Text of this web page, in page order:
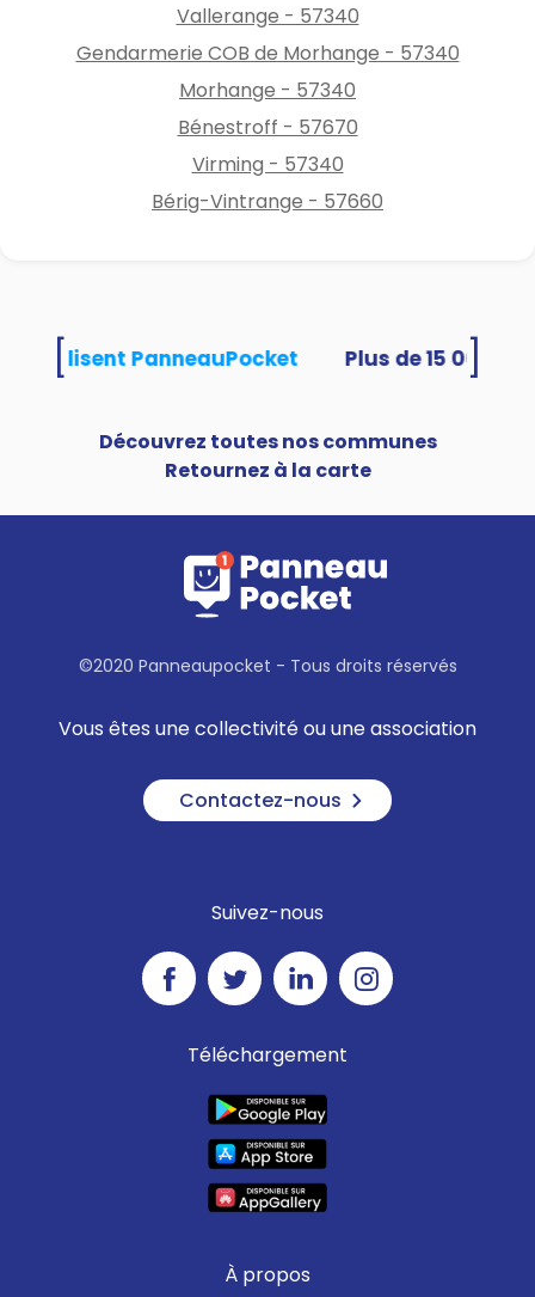
Vallerange - 57340
Gendarmerie COB de Morhange - 57340
Morhange - 57340
Bénestroff - 57670
Virming - 57340
Bérig-Vintrange - 57660
utilisent PanneauPocket
Découvrez toutes nos communes
Retournez à la carte
©2020 Panneaupocket - Tous droits réservés
Vous êtes une collectivité ou une association
Contactez-nous
Suivez-nous
Téléchargement
À propos